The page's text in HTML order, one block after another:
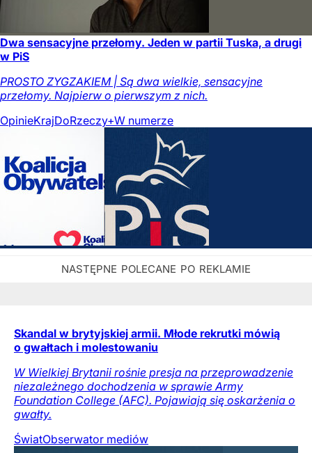
Dwa sensacyjne przełomy. Jeden w partii Tuska, a drugi
w PiS
PROSTO ZYGZAKIEM | Są dwa wielkie, sensacyjne
przełomy. Najpierw o pierwszym z nich.
OpinieKrajDoRzeczy+W numerze
Skandal w brytyjskiej armii. Młode rekrutki mówią
o gwałtach i molestowaniu
W Wielkiej Brytanii rośnie presja na przeprowadzenie
niezależnego dochodzenia w sprawie Army
Foundation College (AFC). Pojawiają się oskarżenia o
gwałty.
ŚwiatObserwator mediów